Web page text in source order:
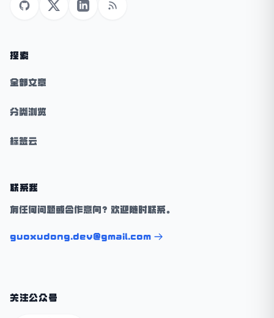
GitHubX (Twitter)
LinkedIn
RSS
探索
全部文章
分类浏览
标签云
联系我
有任何问题或合作意向？欢迎随时联系。
guoxudong.dev@gmail.com
关注公众号